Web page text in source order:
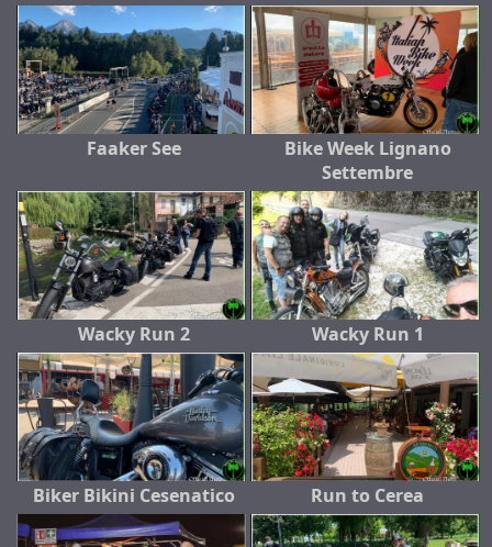
Faaker See
Bike Week Lignano
Settembre
Wacky Run 2 Wacky Run 1
Biker Bikini Cesenatico Run to Cerea